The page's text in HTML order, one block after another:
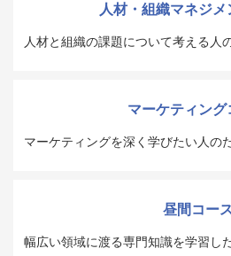
人材・組織マネジメ
人材と組織の課題について考える人
マーケティング
マーケティングを深く学びたい人の
昼間コー
幅広い領域に渡る専門知識を学習し